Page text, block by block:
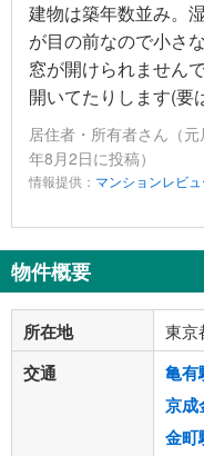
建物は築年数並み。
が目の前なので小さ
窓が開けられません
開いてたりします(要
居住者・所有者さん（
年8月2日に投稿）
情報提供： マンションレビュ
物件概要
所在地 東京
交通 亀有
京成
金町